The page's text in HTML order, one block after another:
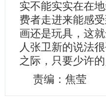
实不能实实在在
费者走进来能感
画还是玩具，这
人张卫新的说法
之际，只要少许
责编：焦莹